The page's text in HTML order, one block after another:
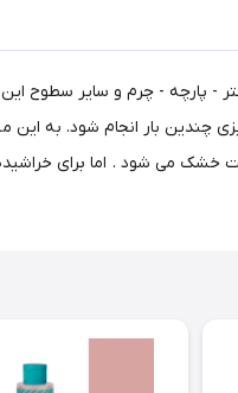
- چرم و سایر سطوح این
بار انجام شود. به این